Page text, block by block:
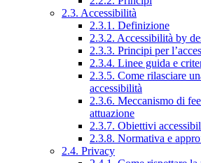
2.3. Accessibilità
2.3.1. Definizione
2.3.2. Accessibilità by
2.3.3. Principi per
2.3.4. Linee guida e
2.3.5. Come rilasciare
accessibilità
2.3.6. Meccanismo di
attuazione
2.3.7. Obiettivi
2.3.8. Normativa e
2.4. Privacy